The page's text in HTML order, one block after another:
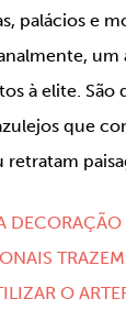
palácios e
um
à elite. São
que
DECORAÇÃO
O